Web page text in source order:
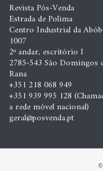
Revista Pós-Venda
Estrada de Polima
Centro Industrial da
1007
2º andar, escritório I
2785-543 São Domingos
Rana
+351 218 068 949
+351 939 995 128
a rede móvel nacional)
geral@posvenda.pt